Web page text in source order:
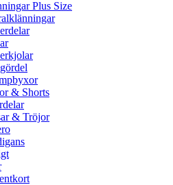
Plus Size
& Shorts
& Tröjor